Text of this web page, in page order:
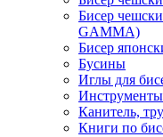
Бисер
GAMMA)
Бисер
Бусины
Иглы для
Канитель,
Книги по